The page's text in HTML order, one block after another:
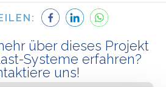
über dieses Projekt
Systeme erfahren?
uns!